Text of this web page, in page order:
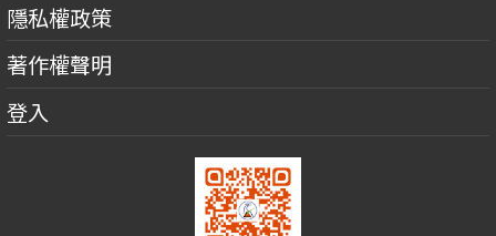
隱私權政策
著作權聲明
登入